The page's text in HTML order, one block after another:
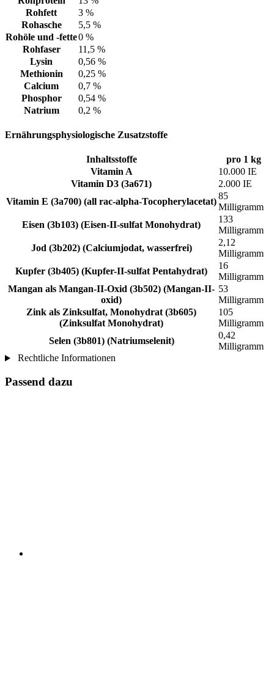
Rohfett
3 %
Rohasche
5,5 %
Rohöle und -fette0 %
Rohfaser
11,5 %
Lysin
0,56 %
Methionin
0,25 %
Calcium
0,7 %
Phosphor
0,54 %
Natrium
0,2 %
Ernährungsphysiologische Zusatzstoffe
Inhaltsstoffe
pro 1 kg
Vitamin A
10.000 IE
Vitamin D3 (3a671)
2.000 IE
Vitamin E (3a700) (all rac-alpha-Tocopherylacetat)
85
Milligramm
Eisen (3b103) (Eisen-II-sulfat Monohydrat)
133
Milligramm
Jod (3b202) (Calciumjodat, wasserfrei)
2,12
Milligramm
Kupfer (3b405) (Kupfer-II-sulfat Pentahydrat)
16
Milligramm
Mangan als Mangan-II-Oxid (3b502) (Mangan-II-
oxid)
53
Milligramm
Zink als Zinksulfat, Monohydrat (3b605)
(Zinksulfat Monohydrat)
105
Milligramm
Selen (3b801) (Natriumselenit)
0,42
Milligramm
Rechtliche Informationen
Passend dazu